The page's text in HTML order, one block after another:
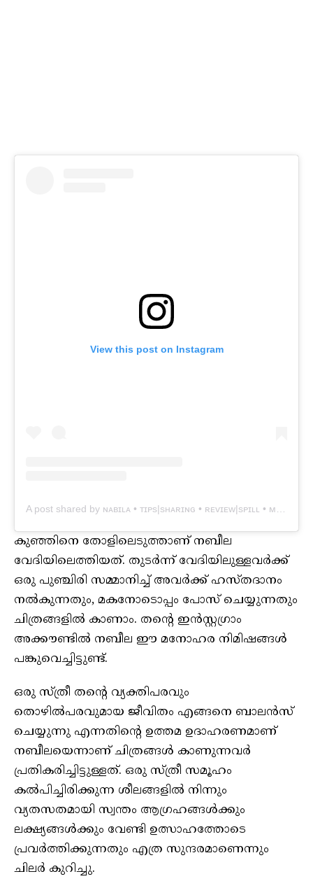
View this post on Instagram
കുഞ്ഞിനെ തോളിലെടുത്താണ് നബീല
വേദിയിലെത്തിയത്. തുടര്‍ന്ന് വേദിയിലുള്ളവര്‍ക്ക്
ഒരു പുഞ്ചിരി സമ്മാനിച്ച് അവര്‍ക്ക് ഹസ്തദാനം
നല്‍കുന്നതും, മകനോടൊപ്പം പോസ് ചെയ്യുന്നതും
ചിത്രങ്ങളില്‍ കാണാം. തന്റെ ഇന്‍സ്റ്റഗ്രാം
അക്കൗണ്ടില്‍ നബീല ഈ മനോഹര നിമിഷങ്ങള്‍
പങ്കുവെച്ചിട്ടുണ്ട്.
ഒരു സ്ത്രീ തന്റെ വ്യക്തിപരവും
തൊഴില്‍പരവുമായ ജീവിതം എങ്ങനെ ബാലന്‍സ്
ചെയ്യുന്നു എന്നതിന്റെ ഉത്തമ ഉദാഹരണമാണ്
നബീലയെന്നാണ് ചിത്രങ്ങള്‍ കാണുന്നവര്‍
പ്രതികരിച്ചിട്ടുള്ളത്. ഒരു സ്ത്രീ സമൂഹം
കല്‍പിച്ചിരിക്കുന്ന ശീലങ്ങളില്‍ നിന്നും
വ്യതസതമായി സ്വന്തം ആഗ്രഹങ്ങള്‍ക്കും
ലക്ഷ്യങ്ങള്‍ക്കും വേണ്ടി ഉത്സാഹത്തോടെ
പ്രവര്‍ത്തിക്കുന്നതും എത്ര സുന്ദരമാണെന്നും
ചിലര്‍ കുറിച്ചു.